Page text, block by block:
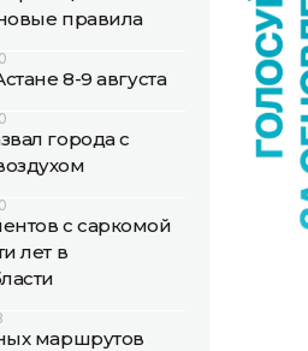
правила
8-9 августа
города с
с саркомой
лет в
маршрутов